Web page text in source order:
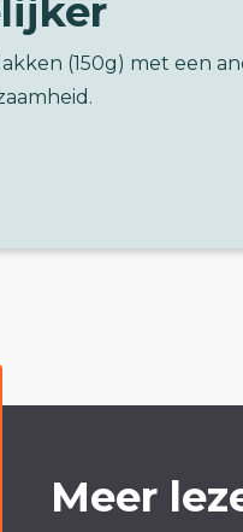
(150g) met een
Meer